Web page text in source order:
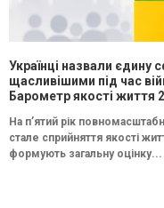
Українці назвали єдину
щасливішими під час
Барометр якості життя
На п’ятий рік
стале сприйняття якості
формують загальну оцінку...